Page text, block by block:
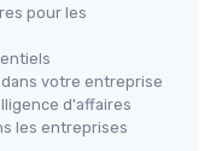
pour les
votre entreprise
d'affaires
les entreprises